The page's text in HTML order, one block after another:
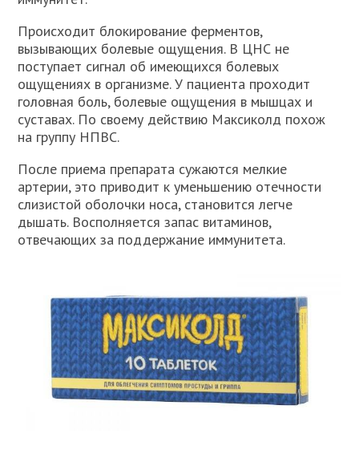
Происходит блокирование ферментов,
вызывающих болевые ощущения. В ЦНС не
поступает сигнал об имеющихся болевых
ощущениях в организме. У пациента проходит
головная боль, болевые ощущения в мышцах и
суставах. По своему действию Максиколд похож
на группу НПВС.
После приема препарата сужаются мелкие
артерии, это приводит к уменьшению отечности
слизистой оболочки носа, становится легче
дышать. Восполняется запас витаминов,
отвечающих за поддержание иммунитета.